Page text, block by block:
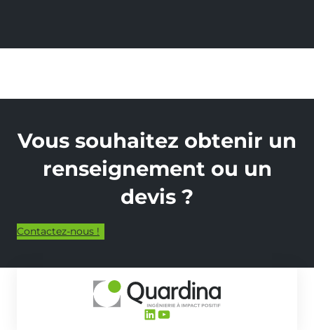
Vous souhaitez obtenir un
renseignement ou un
devis ?
Contactez-nous !
LinkedIn
YouTube